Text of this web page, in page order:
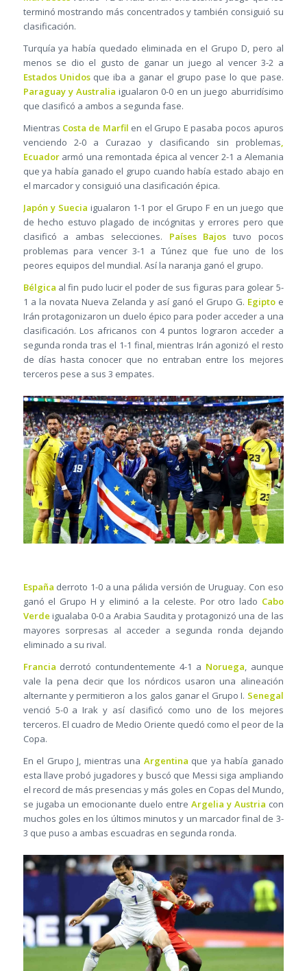
terminó mostrando más concentrados y también consiguió su
clasificación.
Turquía ya había quedado eliminada en el Grupo D, pero al
menos se dio el gusto de ganar un juego al vencer 3-2 a
Estados Unidosque iba a ganar el grupo pase lo que pase.
Paraguay y Australia igualaron 0-0 en un juego aburridísimo
que clasificó a ambos a segunda fase.
Mientras Costa de Marfil en el Grupo E pasaba pocos apuros
venciendo 2-0 a Curazao y clasificando sin problemas,
Ecuadorarmó una remontada épica al vencer 2-1 a Alemania
que ya había ganado el grupo cuando había estado abajo en
el marcador y consiguió una clasificación épica.
Japón y Suecia igualaron 1-1 por el Grupo F en un juego que
de hecho estuvo plagado de incógnitas y errores pero que
clasificó a ambas selecciones. Países Bajostuvo pocos
problemas para vencer 3-1 a Túnez que fue uno de los
peores equipos del mundial. Así la naranja ganó el grupo.
Bélgica al fin pudo lucir el poder de sus figuras para golear 5-
1 a la novata Nueva Zelanda y así ganó el Grupo G. Egiptoe
Irán protagonizaron un duelo épico para poder acceder a una
clasificación. Los africanos con 4 puntos lograron acceder a
segunda ronda tras el 1-1 final, mientras Irán agonizó el resto
de días hasta conocer que no entraban entre los mejores
terceros pese a sus 3 empates.
España derroto 1-0 a una pálida versión de Uruguay. Con eso
ganó el Grupo H y eliminó a la celeste. Por otro lado Cabo
Verde igualaba 0-0 a Arabia Saudita y protagonizó una de las
mayores sorpresas al acceder a segunda ronda dejando
eliminado a su rival.
Francia derrotó contundentemente 4-1 a Noruega, aunque
vale la pena decir que los nórdicos usaron una alineación
alternante y permitieron a los galos ganar el Grupo I. Senegal
venció 5-0 a Irak y así clasificó como uno de los mejores
terceros. El cuadro de Medio Oriente quedó como el peor de la
Copa.
En el Grupo J, mientras una Argentina que ya había ganado
esta llave probó jugadores y buscó que Messi siga ampliando
el record de más presencias y más goles en Copas del Mundo,
se jugaba un emocionante duelo entre Argelia y Austria con
muchos goles en los últimos minutos y un marcador final de 3-
3 que puso a ambas escuadras en segunda ronda.